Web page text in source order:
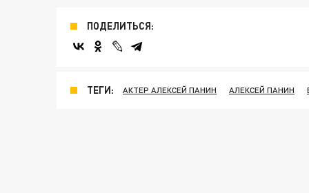
ПОДЕЛИТЬСЯ:
ТЕГИ: АКТЕР АЛЕКСЕЙ ПАНИН АЛЕКСЕЙ ПАНИН